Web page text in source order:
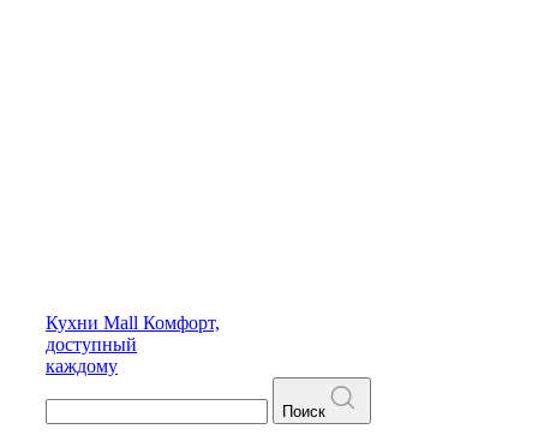
Кухни Mall Комфорт,
доступный
каждому
Поиск